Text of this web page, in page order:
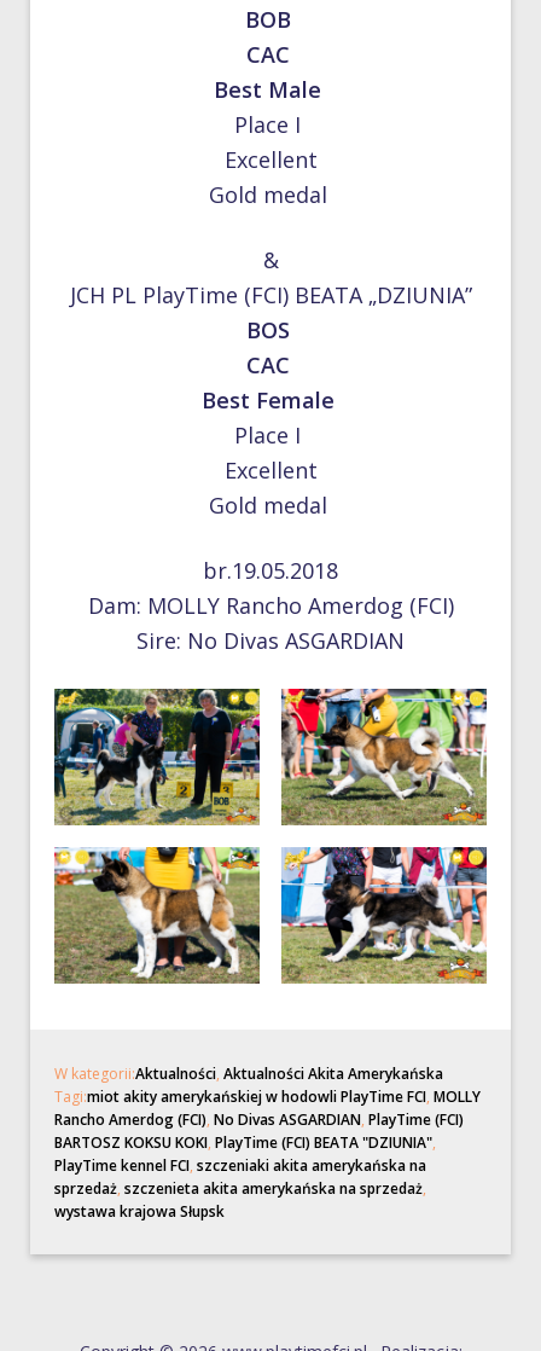
BOB
CAC
Best Male
Place I
Excellent
Gold medal
&
JCH PL PlayTime (FCI) BEATA „DZIUNIA”
BOS
CAC
Best Female
Place I
Excellent
Gold medal
br.19.05.2018
Dam: MOLLY Rancho Amerdog (FCI)
Sire: No Divas ASGARDIAN
W kategorii:Aktualności,Aktualności Akita Amerykańska
Tagi:miot akity amerykańskiej w hodowli PlayTime FCI,MOLLY
Rancho Amerdog (FCI),No Divas ASGARDIAN,PlayTime (FCI)
BARTOSZ KOKSU KOKI,PlayTime (FCI) BEATA "DZIUNIA",
PlayTime kennel FCI,szczeniaki akita amerykańska na
sprzedaż,szczenieta akita amerykańska na sprzedaż,
wystawa krajowa Słupsk